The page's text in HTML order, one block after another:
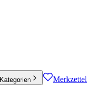
Kategorien Merkzettel